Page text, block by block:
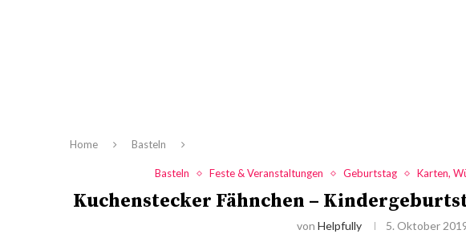
Home Basteln
Basteln Feste & Veranstaltungen Geburtstag Karten,
Kuchenstecker Fähnchen –
von Helpfully 5. Oktober